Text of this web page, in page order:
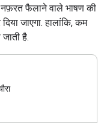
फैलाने वाले भाषण की
जाएगा. हालांकि, कम
है.